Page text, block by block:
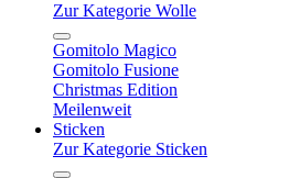
Zur Kategorie Wolle
Gomitolo Magico
Gomitolo Fusione
Christmas Edition
Meilenweit
Sticken
Zur Kategorie Sticken